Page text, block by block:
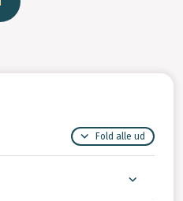
Fold alle ud